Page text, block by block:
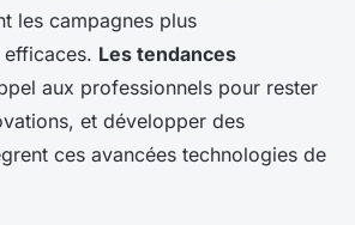
les campagnes plus
efficaces. Les tendances
aux professionnels pour rester
et développer des
ces avancées technologies de